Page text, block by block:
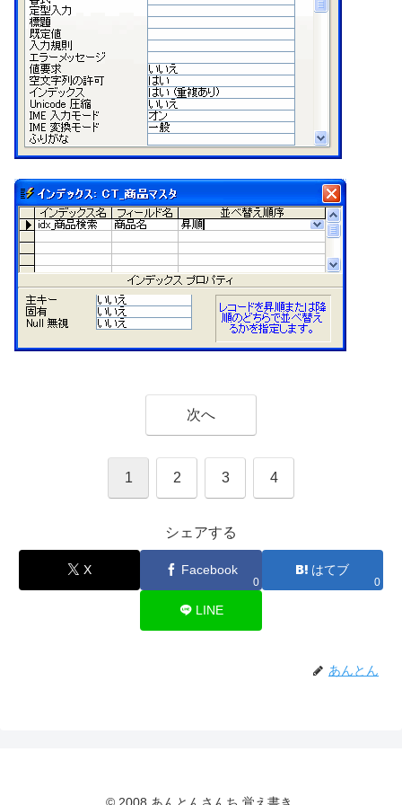
次へ
1 2 3 4
シェアする
X Facebook
0
はてブ
0
LINE
あんとん